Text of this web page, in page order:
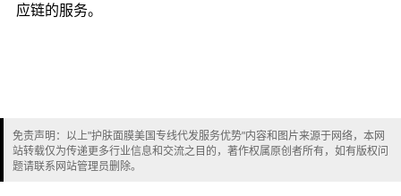
应链的服务。
免责声明：以上"护肤面膜美国专线代发服务优势"内容和图片来源于网络，本网
站转载仅为传递更多行业信息和交流之目的，著作权属原创者所有，如有版权问
题请联系网站管理员删除。